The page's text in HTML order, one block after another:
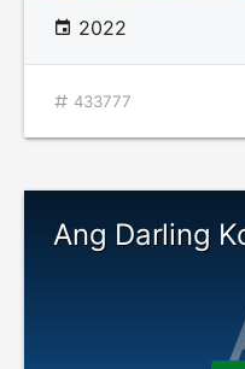
2022
433777
Ang Darling